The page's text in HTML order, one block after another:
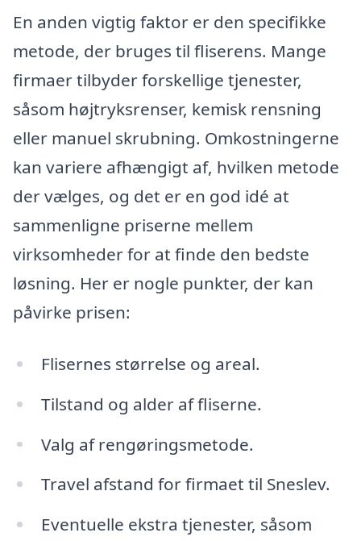
En anden vigtig faktor er den specifikke
metode, der bruges til fliserens. Mange
firmaer tilbyder forskellige tjenester,
såsom højtryksrenser, kemisk rensning
eller manuel skrubning. Omkostningerne
kan variere afhængigt af, hvilken metode
der vælges, og det er en god idé at
sammenligne priserne mellem
virksomheder for at finde den bedste
løsning. Her er nogle punkter, der kan
påvirke prisen:
Flisernes størrelse og areal.
Tilstand og alder af fliserne.
Valg af rengøringsmetode.
Travel afstand for firmaet til Sneslev.
Eventuelle ekstra tjenester, såsom